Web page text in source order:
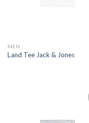
MEN
Land Tee Jack & Jones